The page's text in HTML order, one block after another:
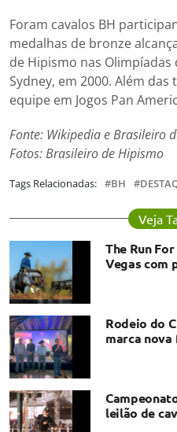
Foram cavalos BH
medalhas de bronze
de Hipismo nas Olimpíadas
Sydney, em 2000. Além
equipe em Jogos Pan
Fonte: Wikipedia e Brasileiro
Fotos: Brasileiro de Hipismo
Tags Relacionadas: BH
Veja
The Run
Vegas com
Rodeio do
marca
leilão de